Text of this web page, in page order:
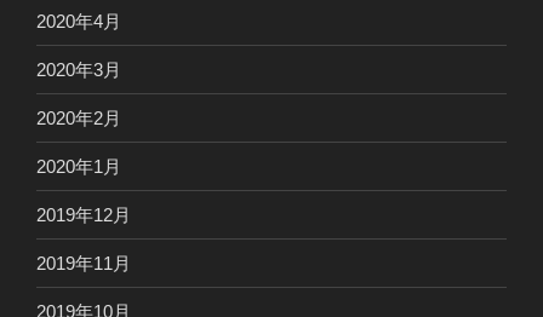
2020年4月
2020年3月
2020年2月
2020年1月
2019年12月
2019年11月
2019年10月